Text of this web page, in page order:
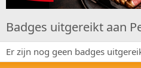
Badges uitgereikt aan
Er zijn nog geen badges